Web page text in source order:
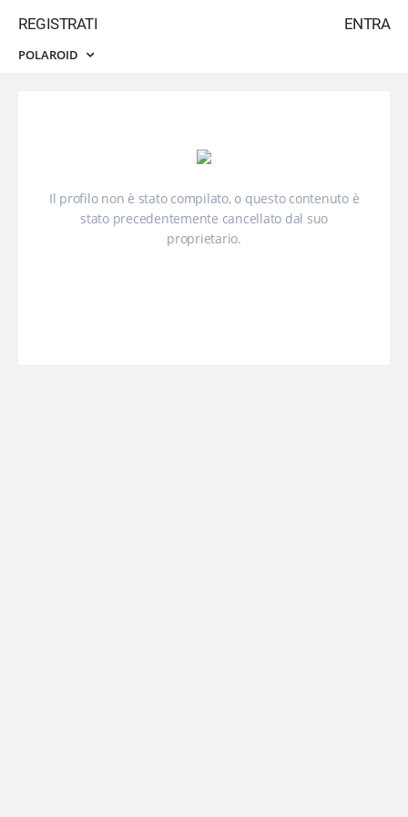
ENTRA
REGISTRATI
POLAROID
Il profilo non è stato compilato, o questo contenuto è
stato precedentemente cancellato dal suo
proprietario.